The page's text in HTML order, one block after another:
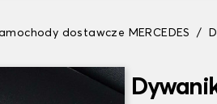
dostawcze MERCEDES